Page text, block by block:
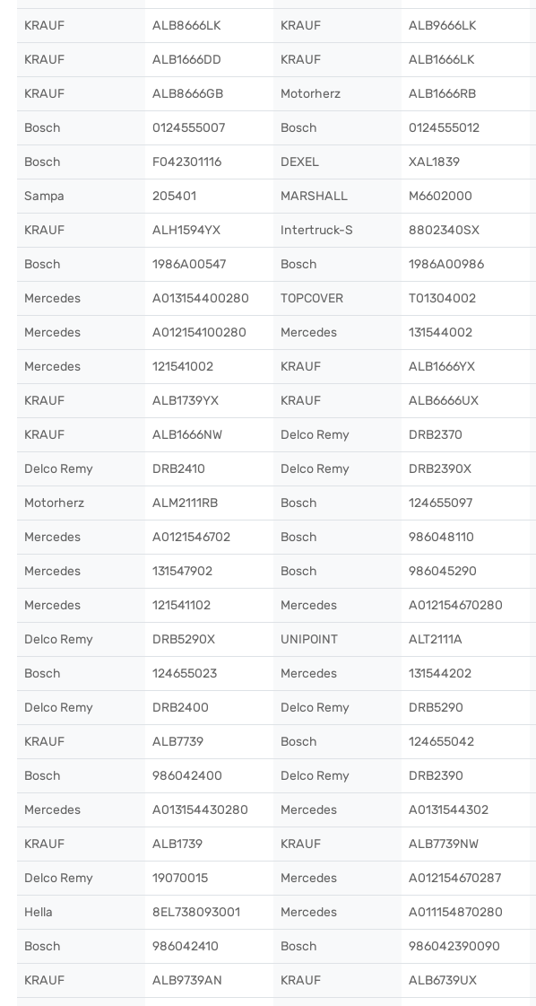
KRAUF ALB8666LK KRAUF ALB9666LK
KRAUF ALB1666DD KRAUF ALB1666LK
KRAUF ALB8666GB Motorherz ALB1666RB
Bosch 0124555007 Bosch 0124555012
Bosch F042301116 DEXEL XAL1839
Sampa 205401 MARSHALL M6602000
KRAUF ALH1594YX Intertruck-S 8802340SX
Bosch 1986A00547 Bosch 1986A00986
Mercedes A013154400280 TOPCOVER T01304002
Mercedes A012154100280 Mercedes 131544002
Mercedes 121541002 KRAUF ALB1666YX
KRAUF ALB1739YX KRAUF ALB6666UX
KRAUF ALB1666NW Delco Remy DRB2370
Delco Remy DRB2410 Delco Remy DRB2390X
Motorherz ALM2111RB Bosch 124655097
Mercedes A0121546702 Bosch 986048110
Mercedes 131547902 Bosch 986045290
Mercedes 121541102 Mercedes A012154670280
Delco Remy DRB5290X UNIPOINT ALT2111A
Bosch 124655023 Mercedes 131544202
Delco Remy DRB2400 Delco Remy DRB5290
KRAUF ALB7739 Bosch 124655042
Bosch 986042400 Delco Remy DRB2390
Mercedes A013154430280 Mercedes A0131544302
KRAUF ALB1739 KRAUF ALB7739NW
Delco Remy 19070015 Mercedes A012154670287
Hella 8EL738093001 Mercedes A011154870280
Bosch 986042410 Bosch 986042390090
KRAUF ALB9739AN KRAUF ALB6739UX